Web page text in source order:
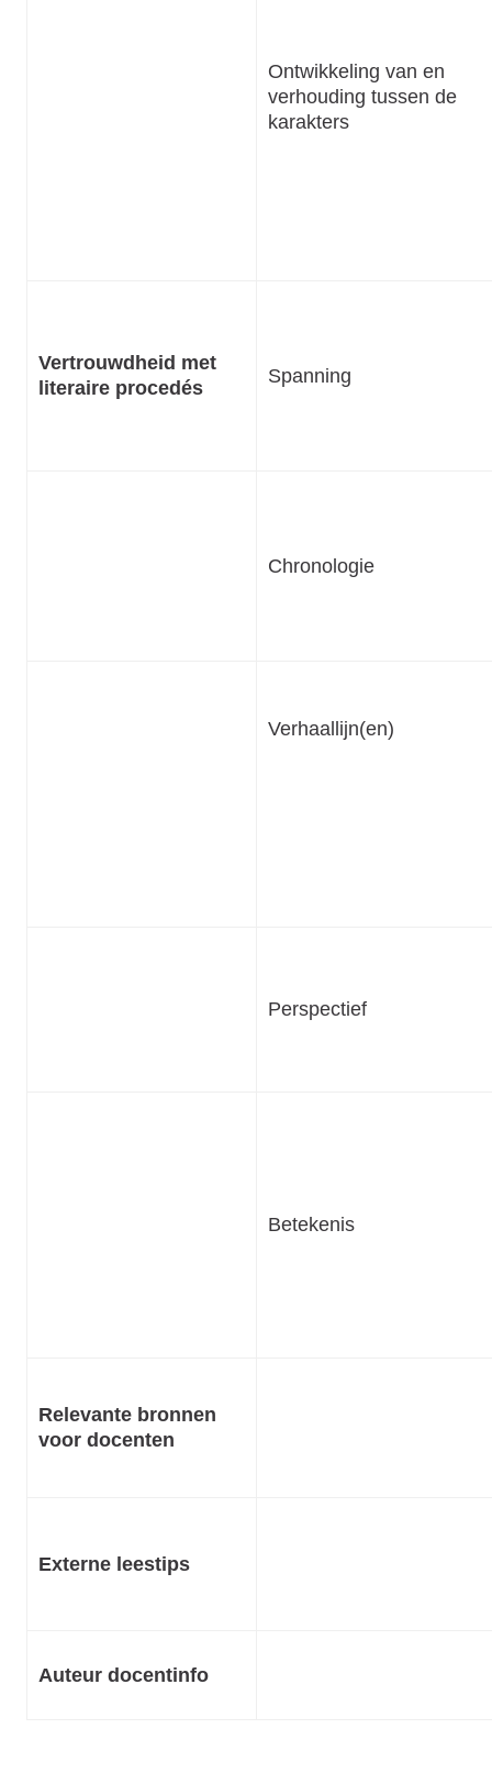
Ontwikkeling van en
verhouding tussen de
karakters
Vertrouwdheid met
literaire procedés
Spanning
Chronologie
Verhaallijn(en)
Perspectief
Betekenis
Relevante bronnen
voor docenten
Externe leestips
Auteur docentinfo